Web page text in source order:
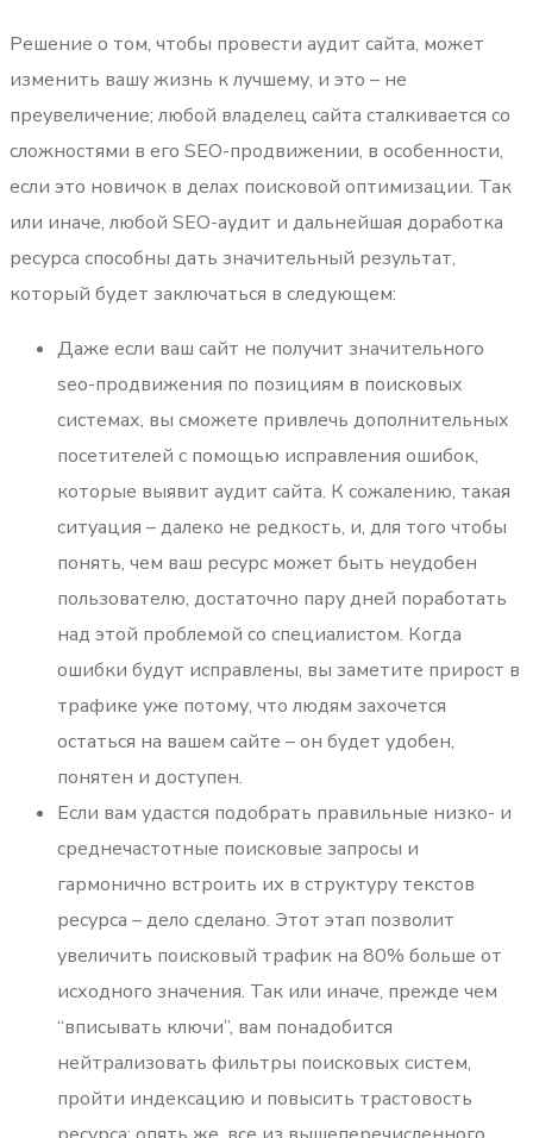
Решение о том, чтобы провести аудит сайта, может
изменить вашу жизнь к лучшему, и это – не
преувеличение; любой владелец сайта сталкивается со
сложностями в его SEO-продвижении, в особенности,
если это новичок в делах поисковой оптимизации. Так
или иначе, любой SEO-аудит и дальнейшая доработка
ресурса способны дать значительный результат,
который будет заключаться в следующем:
Даже если ваш сайт не получит значительного
seo-продвижения по позициям в поисковых
системах, вы сможете привлечь дополнительных
посетителей с помощью исправления ошибок,
которые выявит аудит сайта. К сожалению, такая
ситуация – далеко не редкость, и, для того чтобы
понять, чем ваш ресурс может быть неудобен
пользователю, достаточно пару дней поработать
над этой проблемой со специалистом. Когда
ошибки будут исправлены, вы заметите прирост в
трафике уже потому, что людям захочется
остаться на вашем сайте – он будет удобен,
понятен и доступен.
Если вам удастся подобрать правильные низко- и
среднечастотные поисковые запросы и
гармонично встроить их в структуру текстов
ресурса – дело сделано. Этот этап позволит
увеличить поисковый трафик на 80% больше от
исходного значения. Так или иначе, прежде чем
“вписывать ключи”, вам понадобится
нейтрализовать фильтры поисковых систем,
пройти индексацию и повысить трастовость